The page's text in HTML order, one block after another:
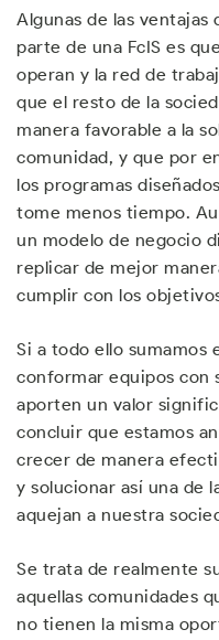
Algunas de las
parte de una FcIS es
operan y la red de
que el resto de la
manera favorable a la
comunidad, y que por
los programas
tome menos tiempo.
un modelo de negocio
replicar de mejor
cumplir con los
Si a todo ello sumamos
conformar equipos con
aporten un valor
concluir que estamos
crecer de manera
y solucionar así una de
aquejan a nuestra
Se trata de realmente
aquellas comunidades
no tienen la misma